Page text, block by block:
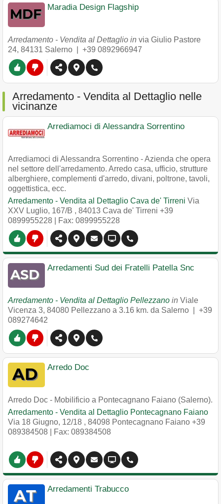
Maradia Design Flagship
Arredamento - Vendita al Dettaglio in via Giulio Pastore
24, 84131 Salerno +39 0892966947
Arredamento - Vendita al Dettaglio nelle
vicinanze
Arrediamoci di Alessandra Sorrentino
Arrediamoci di Alessandra Sorrentino - Azienda che opera
nel settore dell'arredamento. Arredo casa, ufficio, strutture
alberghiere, complementi d'arredo, divani, poltrone, tavoli,
oggettistica, ecc.
Arredamento - Vendita al Dettaglio Cava de' Tirreni Via
XXV Luglio, 167/B , 84013 Cava de' Tirreni +39
0899955228 | Fax: 0899955228
Arredamenti Sud dei Fratelli Patella Snc
Arredamento - Vendita al Dettaglio Pellezzano in Viale
Vicenza 3, 84080 Pellezzano a 3.16 km. da Salerno | +39
089274642
Arredo Doc
Arredo Doc - Mobilificio a Pontecagnano Faiano (Salerno).
Arredamento - Vendita al Dettaglio Pontecagnano Faiano
Via 18 Giugno, 12/18 , 84098 Pontecagnano Faiano +39
089384508 | Fax: 089384508
Arredamenti Trabucco